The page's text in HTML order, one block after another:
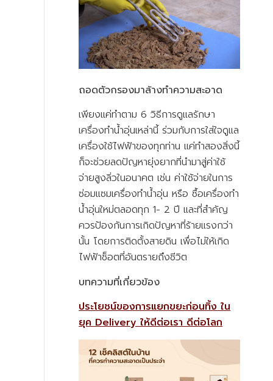
ถอดตัวกรองมาล้างทำความสะอาด
เพียงแค่ทำตาม 6 วิธีการดูแลรักษา
เครื่องทำน้ำอุ่นเหล่านี้ ร่วมกับการใส่ใจดูแล
เครื่องใช้ไฟฟ้าของทุกท่าน แค่ทำสองสิ่งนี้
ก็จะช่วยลดปัญหายุ่งยากที่นำมาสู่ค่าใช้
จ่ายสูงลิ่วในอนาคต เช่น ค่าใช้จ่ายในการ
ซ่อมแซมเครื่องทำน้ำอุ่น หรือ ซื้อเครื่องทำ
น้ำอุ่นใหม่ตลอดทุก 1- 2 ปี และที่สำคัญ
ควรป้องกันการเกิดปัญหาที่ร้ายแรงกว่า
นั้น โดยการติดตั้งสายดิน เพื่อไม่ให้เกิด
ไฟฟ้าช็อตที่อันตรายถึงชีวิต
บทความที่เกี่ยวข้อง
ประโยชน์ของการแยกขยะก่อนทิ้ง ใน
ยุค Delivery ให้ดีต่อเรา ดีต่อโลก